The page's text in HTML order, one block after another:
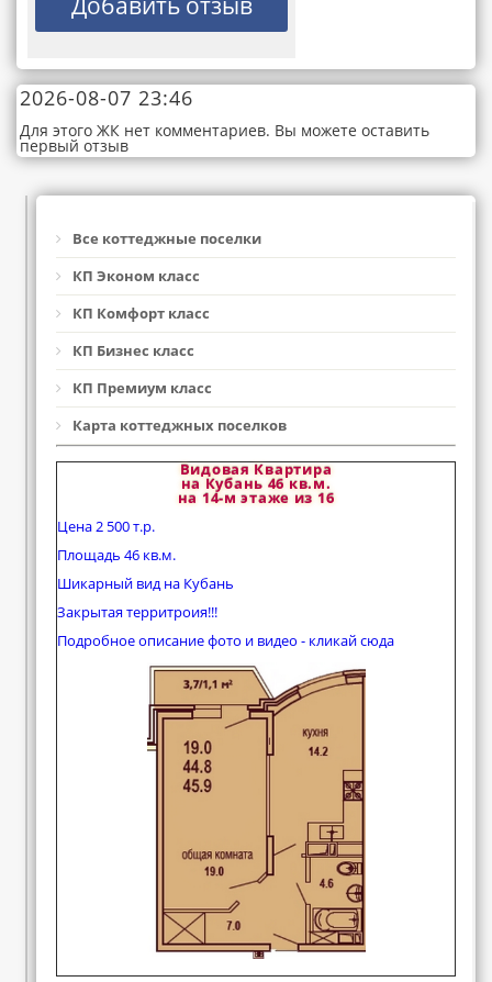
2026-08-07 23:46
Для этого ЖК нет комментариев. Вы можете оставить
первый отзыв
Все коттеджные поселки
КП Эконом класс
КП Комфорт класс
КП Бизнес класс
КП Премиум класс
Карта коттеджных поселков
Видовая Квартира
на Кубань 46 кв.м.
на 14-м этаже из 16
Цена 2 500 т.р.
Площадь 46 кв.м.
Шикарный вид на Кубань
Закрытая территроия!!!
Подробное описание фото и видео - кликай сюда